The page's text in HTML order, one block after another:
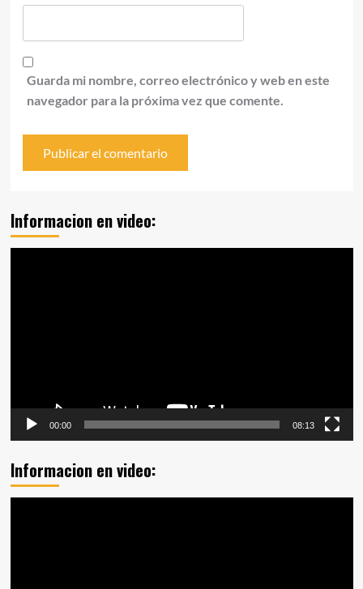
Guarda mi nombre, correo electrónico y web en este
navegador para la próxima vez que comente.
Informacion en video:
00:00 08:13
Informacion en video: